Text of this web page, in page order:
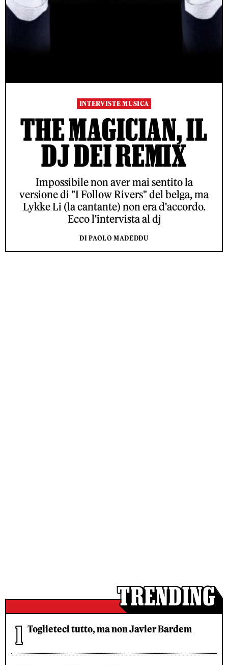
INTERVISTE MUSICA
THE MAGICIAN, IL
DJ DEI REMIX
Impossibile non aver mai sentito la
versione di "I Follow Rivers" del belga, ma
Lykke Li (la cantante) non era d'accordo.
Ecco l'intervista al dj
DI PAOLO MADEDDU
Toglieteci tutto, ma non Javier Bardem